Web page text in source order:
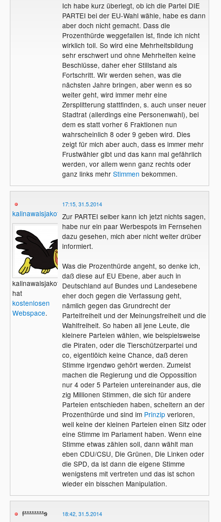
Ich habe kurz überlegt, ob ich die Partei DIE
PARTEI bei der EU-Wahl wähle, habe es dann
aber doch nicht gemacht. Dass die
Prozenthürde weggefallen ist, finde ich nicht
wirklich toll. So wird eine Mehrheitsbildung
sehr erschwert und ohne Mehrheiten keine
Beschlüsse, daher eher Stillstand als
Fortschritt. Wir werden sehen, was die
nächsten Jahre bringen, aber wenn es so
weiter geht, wird immer mehr eine
Zersplitterung stattfinden, s. auch unser neuer
Stadtrat (allerdings eine Personenwahl), bei
dem es statt vorher 6 Fraktionen nun
wahrscheinlich 8 oder 9 geben wird. Dies
zeigt für mich aber auch, dass es immer mehr
Frustwähler gibt und das kann mal gefährlich
werden, vor allem wenn ganz rechts oder
ganz links mehr Stimmen bekommen.
kalinawalsjakoff
kalinawalsjakoff
hat
kostenlosen
Webspace.
17:15, 31.5.2014
Zur PARTEI selber kann ich jetzt nichts sagen,
habe nur ein paar Werbespots im Fernsehen
dazu gesehen, mich aber nicht weiter drüber
informiert.
Was die Prozenthürde angeht, so denke ich,
daß diese auf EU Ebene, aber auch in
Deutschland auf Bundes und Landesebene
eher doch gegen die Verfassung geht,
nämlich gegen das Grundrecht der
Parteifreiheit und der Meinungsfreiheit und die
Wahlfreiheit. So haben all jene Leute, die
kleinere Parteien wählen, wie beispielsweise
die Piraten, oder die Tierschützerpartei und
co, eigentlöich keine Chance, daß deren
Stimme irgendwo gehört werden. Zumeist
machen die Regierung und die Oppossition
nur 4 oder 5 Parteien untereinander aus, die
zig Millionen Stimmen, die sich für andere
Parteien entschieden haben, scheitern an der
Prozenthürde und sind im Prinzip verloren,
weil keine der kleinen Parteien einen Sitz oder
eine Stimme im Parlament haben. Wenn eine
Stimme etwas zählen soll, dann wählt man
eben CDU/CSU, Die Grünen, Die Linken oder
die SPD, da ist dann die eigene Stimme
wenigstens mit vertreten und das ist schon
wieder ein bisschen Manipulation.
f********s 18:42, 31.5.2014